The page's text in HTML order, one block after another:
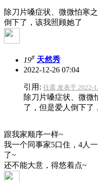
除刀片嗓症状、微微怕寒
倒下了，该我照顾她了
19# 天然秀
2022-12-26 07:04
引用: 往斋 发表于 2022-
除刀片嗓症状、微微
了，但是爱人倒下了
跟我家顺序一样~
我一个同事家5口住，4人
了~
还不能大意，得悠着点~